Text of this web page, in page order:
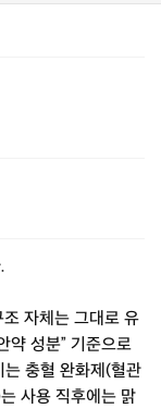
자체는 그대로 유
약 성분” 기준으로
충혈 완화제(혈관
사용 직후에는 맑